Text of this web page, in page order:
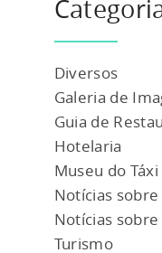
Diversos
Galeria de
Guia de
Hotelaria
Museu do Táxi
Notícias sobre
Notícias sobre
Turismo